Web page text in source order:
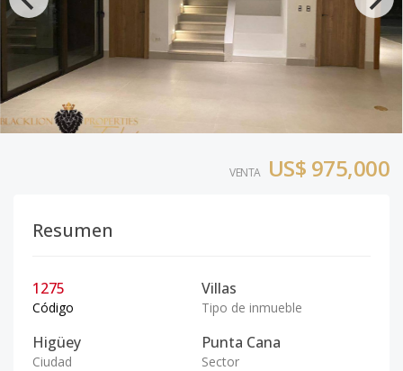
VENTA US$ 975,000
Resumen
1275
Código
Villas
Tipo de inmueble
Higüey
Ciudad
Punta Cana
Sector